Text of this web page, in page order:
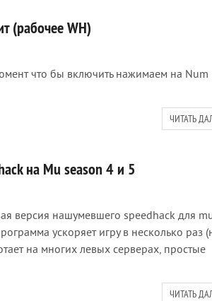
(рабочее WH)
что бы включить нажимаем на Num
ЧИТАТЬ
на Mu season 4 и 5
версия нашумевшего speedhack для
ускоряет игру в несколько раз
на многих левых серверах, простые
ЧИТАТЬ